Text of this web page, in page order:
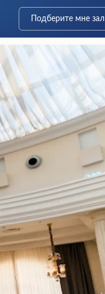
Подберите мне зал